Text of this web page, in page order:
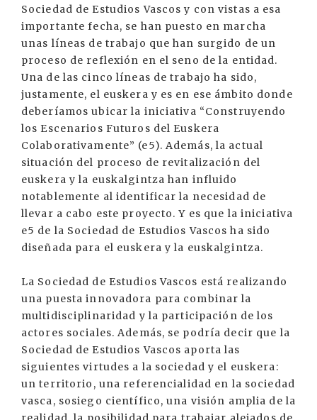
Sociedad de Estudios Vascos y con vistas a esa
importante fecha, se han puesto en marcha
unas líneas de trabajo que han surgido de un
proceso de reflexión en el seno de la entidad.
Una de las cinco líneas de trabajo ha sido,
justamente, el euskera y es en ese ámbito donde
deberíamos ubicar la iniciativa “Construyendo
los Escenarios Futuros del Euskera
Colaborativamente” (e5). Además, la actual
situación del proceso de revitalización del
euskera y la euskalgintza han influido
notablemente al identificar la necesidad de
llevar a cabo este proyecto. Y es que la iniciativa
e5 de la Sociedad de Estudios Vascos ha sido
diseñada para el euskera y la euskalgintza.
La Sociedad de Estudios Vascos está realizando
una puesta innovadora para combinar la
multidisciplinaridad y la participación de los
actores sociales. Además, se podría decir que la
Sociedad de Estudios Vascos aporta las
siguientes virtudes a la sociedad y el euskera:
un territorio, una referencialidad en la sociedad
vasca, sosiego científico, una visión amplia de la